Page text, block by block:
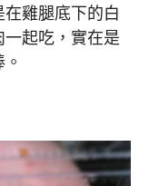
雞腿底下的白
起吃，實在是